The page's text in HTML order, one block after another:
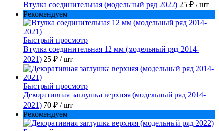
Втулка соединительная (модельный ряд 2022) 25 ₽ / шт
Рекомендуем
Быстрый просмотр
Втулка соединительная 12 мм (модельный ряд 2014-
2021) 25 ₽ / шт
Быстрый просмотр
Декоративная заглушка верхняя (модельный ряд 2014-
2021) 70 ₽ / шт
Рекомендуем